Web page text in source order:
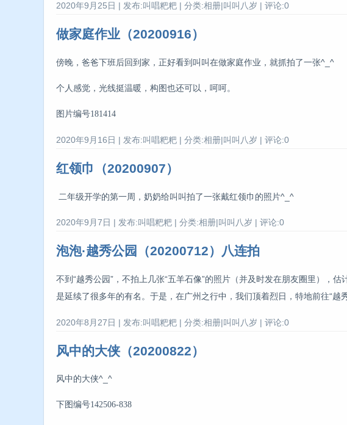
2020年9月25日 | 发布:叫唱粑粑 | 分类:相册|叫叫八岁 | 评论:0
做家庭作业（20200916）
傍晚，爸爸下班后回到家，正好看到叫叫在做家庭作业，就抓拍了一张^_^
个人感觉，光线挺温暖，构图也还可以，呵呵。
图片编号181414
2020年9月16日 | 发布:叫唱粑粑 | 分类:相册|叫叫八岁 | 评论:0
红领巾（20200907）
二年级开学的第一周，奶奶给叫叫拍了一张戴红领巾的照片^_^
2020年9月7日 | 发布:叫唱粑粑 | 分类:相册|叫叫八岁 | 评论:0
泡泡·越秀公园（20200712）八连拍
不到“越秀公园”，不拍上几张“五羊石像”的照片（并及时发在朋友圈里），
是延续了很多年的有名。于是，在广州之行中，我们顶着烈日，特地前往“越秀
2020年8月27日 | 发布:叫唱粑粑 | 分类:相册|叫叫八岁 | 评论:0
风中的大侠（20200822）
风中的大侠^_^
下图编号142506-838